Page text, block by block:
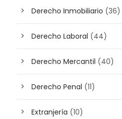
Derecho Inmobiliario (36)
Derecho Laboral (44)
Derecho Mercantil (40)
Derecho Penal (11)
Extranjería (10)